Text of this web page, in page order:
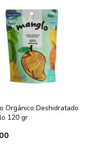
Orgánico Deshidratado
120 gr